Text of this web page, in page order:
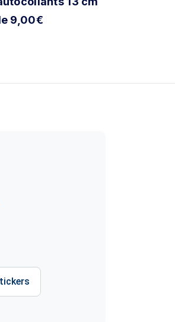
9,00€